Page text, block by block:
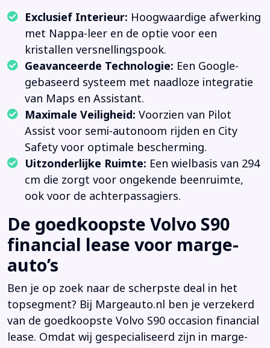
Exclusief Interieur: Hoogwaardige afwerking
met Nappa-leer en de optie voor een
kristallen versnellingspook.
Geavanceerde Technologie: Een Google-
gebaseerd systeem met naadloze integratie
van Maps en Assistant.
Maximale Veiligheid: Voorzien van Pilot
Assist voor semi-autonoom rijden en City
Safety voor optimale bescherming.
Uitzonderlijke Ruimte: Een wielbasis van 294
cm die zorgt voor ongekende beenruimte,
ook voor de achterpassagiers.
De goedkoopste Volvo S90
financial lease voor marge-
auto’s
Ben je op zoek naar de scherpste deal in het
topsegment? Bij Margeauto.nl ben je verzekerd
van de goedkoopste Volvo S90 occasion financial
lease. Omdat wij gespecialiseerd zijn in marge-